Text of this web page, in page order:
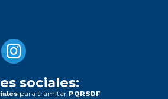
sociales:
para tramitar PQRSDF